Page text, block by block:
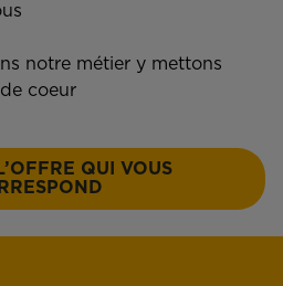
notre métier y mettons
coeur
QUI VOUS